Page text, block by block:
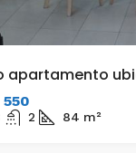
apartamento
550
2 84 m²